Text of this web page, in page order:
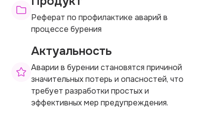
Реферат по профилактике аварий в
процессе бурения
Актуальность
Аварии в бурении становятся причиной
значительных потерь и опасностей, что
требует разработки простых и
эффективных мер предупреждения.